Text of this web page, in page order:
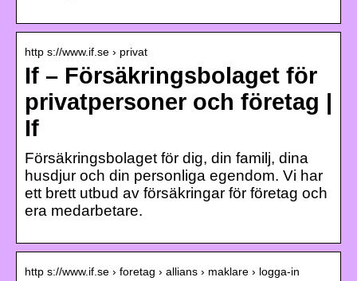
http s://www.if.se › privat
If – Försäkringsbolaget för
privatpersoner och företag |
If
Försäkringsbolaget för dig, din familj, dina
husdjur och din personliga egendom. Vi har
ett brett utbud av försäkringar för företag och
era medarbetare.
http s://www.if.se › foretag › allians › maklare › logga-in